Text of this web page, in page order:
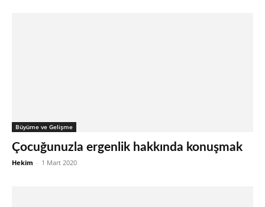
Büyüme ve Gelişme
Çocuğunuzla ergenlik hakkında konuşmak
Hekim - 1 Mart 2020